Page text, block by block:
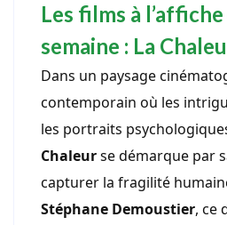
Les films à
semaine : La
Dans un paysage
contemporain où les
les portraits
Chaleurse démarque par
capturer la fragilité
Stéphane Demoustier, ce